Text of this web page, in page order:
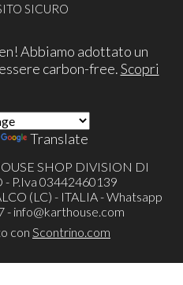
SICURO
Abbiamo adottato un
carbon-free.Scopri
Translate
SHOP DIVISION DI
P.Iva 03442460139
(LC) - ITALIA - Whatsapp
- info@karthouse.com
con Scontrino.com